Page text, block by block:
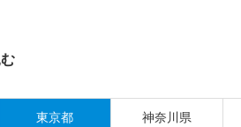
東京都 神奈川県